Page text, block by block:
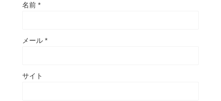
名前 *
メール *
サイト